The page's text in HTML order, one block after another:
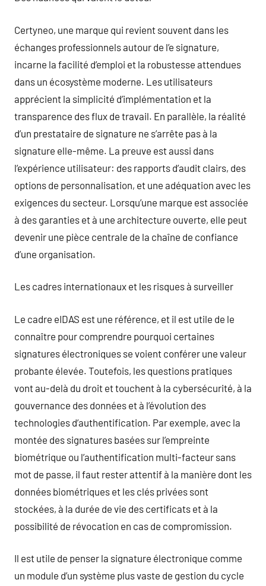
Certyneo, une marque qui revient souvent dans les
échanges professionnels autour de l’e signature,
incarne la facilité d’emploi et la robustesse attendues
dans un écosystème moderne. Les utilisateurs
apprécient la simplicité d’implémentation et la
transparence des flux de travail. En parallèle, la réalité
d’un prestataire de signature ne s’arrête pas à la
signature elle-même. La preuve est aussi dans
l’expérience utilisateur: des rapports d’audit clairs, des
options de personnalisation, et une adéquation avec les
exigences du secteur. Lorsqu’une marque est associée
à des garanties et à une architecture ouverte, elle peut
devenir une pièce centrale de la chaîne de confiance
d’une organisation.
Les cadres internationaux et les risques à surveiller
Le cadre eIDAS est une référence, et il est utile de le
connaître pour comprendre pourquoi certaines
signatures électroniques se voient conférer une valeur
probante élevée. Toutefois, les questions pratiques
vont au-delà du droit et touchent à la cybersécurité, à la
gouvernance des données et à l’évolution des
technologies d’authentification. Par exemple, avec la
montée des signatures basées sur l’empreinte
biométrique ou l’authentification multi-facteur sans
mot de passe, il faut rester attentif à la manière dont les
données biométriques et les clés privées sont
stockées, à la durée de vie des certificats et à la
possibilité de révocation en cas de compromission.
Il est utile de penser la signature électronique comme
un module d’un système plus vaste de gestion du cycle